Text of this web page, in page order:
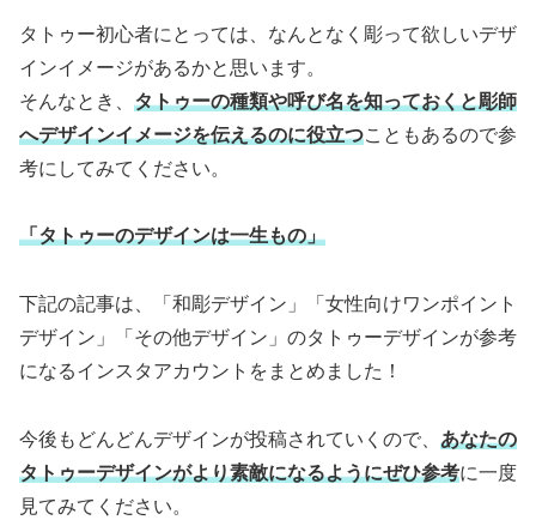
タトゥー初心者にとっては、なんとなく彫って欲しいデザ
インイメージがあるかと思います。
そんなとき、 タトゥーの種類や呼び名を知っておくと彫師
へデザインイメージを伝えるのに役立つこともあるので参
考にしてみてください。
「タトゥーのデザインは一生もの」
下記の記事は、「和彫デザイン」「女性向けワンポイント
デザイン」「その他デザイン」のタトゥーデザインが参考
になるインスタアカウントをまとめました！
今後もどんどんデザインが投稿されていくので、 あなたの
タトゥーデザインがより素敵になるようにぜひ参考に一度
見てみてください。